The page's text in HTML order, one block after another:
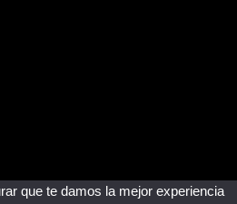
que te damos la mejor experiencia